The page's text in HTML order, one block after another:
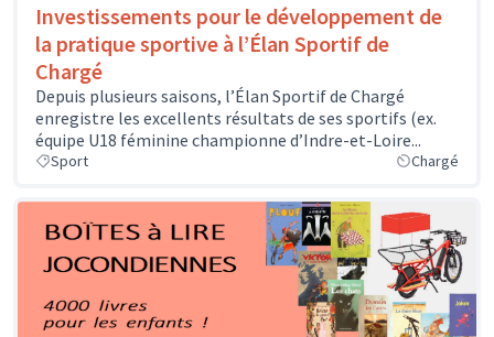
Investissements pour le développement de
la pratique sportive à l’Élan Sportif de
Chargé
Depuis plusieurs saisons, l’Élan Sportif de Chargé
enregistre les excellents résultats de ses sportifs (ex.
équipe U18 féminine championne d’Indre-et-Loire...
Sport Chargé